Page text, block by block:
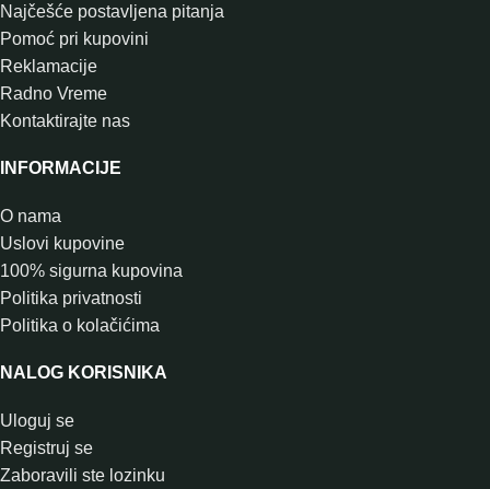
Najčešće postavljena pitanja
Pomoć pri kupovini
Reklamacije
Radno Vreme
Kontaktirajte nas
INFORMACIJE
O nama
Uslovi kupovine
100% sigurna kupovina
Politika privatnosti
Politika o kolačićima
NALOG KORISNIKA
Uloguj se
Registruj se
Zaboravili ste lozinku